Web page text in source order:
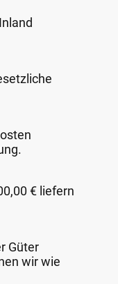
€ liefern
Güter
wir wie